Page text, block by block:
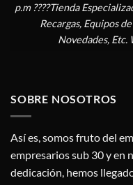
p.m ????Tienda
Recargas, Equipos
Novedades, Etc.
SOBRE NOSOTROS
Así es, somos fruto del
empresarios sub 30 y en
dedicación, hemos